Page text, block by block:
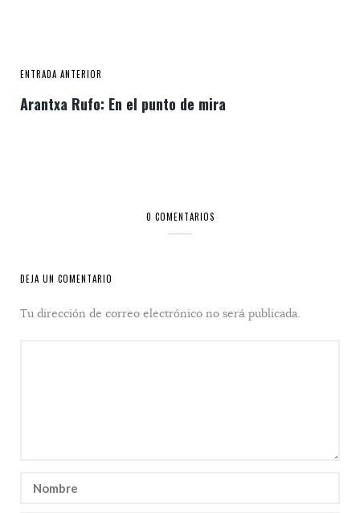
ENTRADA ANTERIOR
Arantxa Rufo: En el punto de mira
0 COMENTARIOS
DEJA UN COMENTARIO
Tu dirección de correo electrónico no será publicada.